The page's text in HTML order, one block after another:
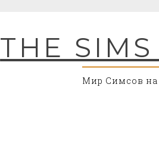
THE
Мир Симсов